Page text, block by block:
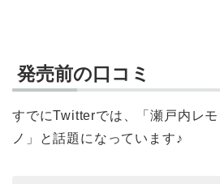
発売前の口コミ
すでにTwitterでは、「瀬戸内レ
ノ」と話題になっています♪